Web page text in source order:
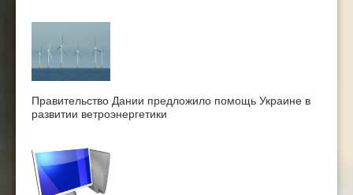
Правительство Дании предложило помощь Украине в
развитии ветроэнергетики